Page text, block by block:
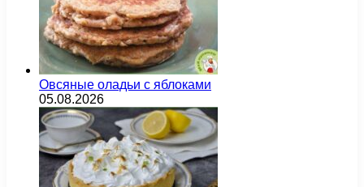
Овсяные оладьи с яблоками
05.08.2026